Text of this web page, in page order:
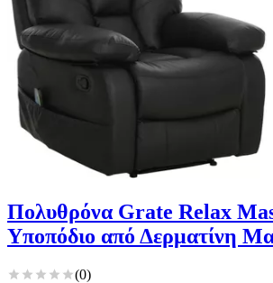
Πολυθρόνα Grate Relax
Υποπόδιο από Δερματίνη
(0)